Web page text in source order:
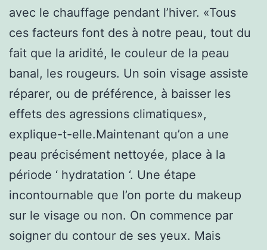
avec le chauffage pendant l’hiver. «Tous
ces facteurs font des à notre peau, tout du
fait que la aridité, le couleur de la peau
banal, les rougeurs. Un soin visage assiste
réparer, ou de préférence, à baisser les
effets des agressions climatiques»,
explique-t-elle.Maintenant qu’on a une
peau précisément nettoyée, place à la
période ‘ hydratation ‘. Une étape
incontournable que l’on porte du makeup
sur le visage ou non. On commence par
soigner du contour de ses yeux. Mais